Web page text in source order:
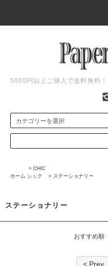
5000円以上ご購入で送料無料！
ホーム
> CHIC
シック
> ステーショナリー
ステーショナリー
おすすめ順
< Prev